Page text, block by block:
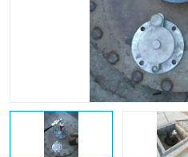
智能锅炉水位计
流量仪表